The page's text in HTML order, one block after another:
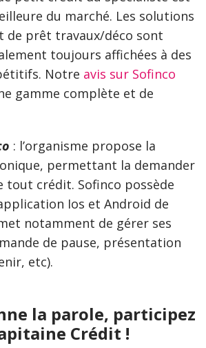
du marché. Les solutions
de prêt travaux/déco sont
toujours affichées à des
Notre avis sur Sofinco
gamme complète et de
: l’organisme propose la
permettant la demander
tout crédit. Sofinco possède
Ios et Android de
notamment de gérer ses
de pause, présentation
etc).
la parole, participez
Crédit !